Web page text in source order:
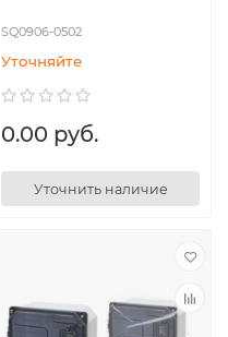
SQ0906-0502
Уточняйте
0.00 руб.
Уточнить наличие